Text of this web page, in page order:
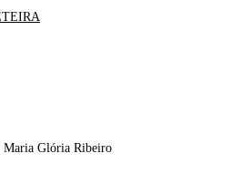
Maria Glória Ribeiro